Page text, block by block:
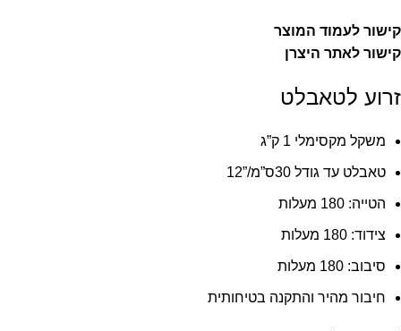
קישור לעמוד המוצר
קישור לאתר היצרן
זרוע לטאבלט
משקל מקסימלי 1 ק”ג
טאבלט עד גודל 30ס”מ/”12
הטייה: 180 מעלות
צידוד: 180 מעלות
סיבוב: 180 מעלות
חיבור מהיר והתקנה בטיחותית